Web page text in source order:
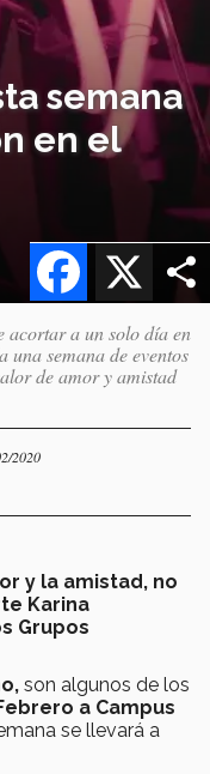
semana
en el
X
Facebook
acortar a un solo día en
una semana de eventos
de amor y amistad
2020
y la amistad, no
Karina
Grupos
son algunos de los
a Campus
se llevará a